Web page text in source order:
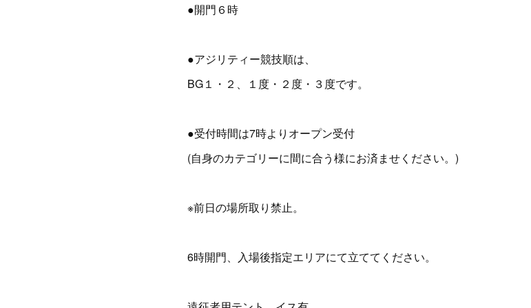
●開門６時
●アジリティー競技順は、
BG１・２、１度・２度・３度です。
●受付時間は7時よりオープン受付
(自身のカテゴリーに間に合う様にお済ませください。)
※前日の場所取り禁止。
6時開門、入場後指定エリアにて立ててください。